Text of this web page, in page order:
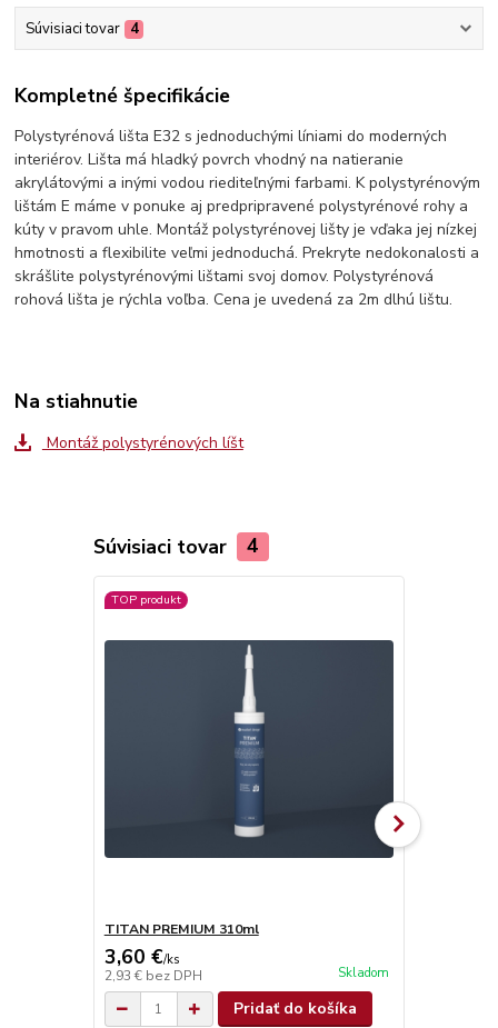
Súvisiaci tovar 4
Kompletné špecifikácie
Polystyrénová lišta E32 s jednoduchými líniami do moderných
interiérov. Lišta má hladký povrch vhodný na natieranie
akrylátovými a inými vodou riediteľnými farbami. K polystyrénovým
lištám E máme v ponuke aj predpripravené polystyrénové rohy a
kúty v pravom uhle. Montáž polystyrénovej lišty je vďaka jej nízkej
hmotnosti a flexibilite veľmi jednoduchá. Prekryte nedokonalosti a
skrášlite polystyrénovými lištami svoj domov. Polystyrénová
rohová lišta je rýchla voľba. Cena je uvedená za 2m dlhú lištu.
Na stiahnutie
Montáž polystyrénových líšt
Súvisiaci tovar 4
TOP produkt
TITAN PREMIUM 310ml
3,60 €/ks
2,93 € bez DPH Skladom
Pridať do košíka